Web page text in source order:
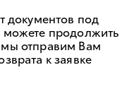
документов под
можете продолжить
отправим Вам
к заявке